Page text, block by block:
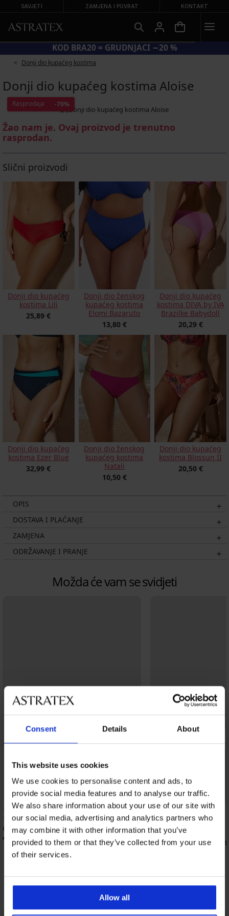
Consent Details About
This website uses cookies
We use cookies to personalise content and ads, to
provide social media features and to analyse our traffic.
We also share information about your use of our site with
our social media, advertising and analytics partners who
may combine it with other information that you’ve
provided to them or that they’ve collected from your use
of their services.
Allow all
SAVJETI ZAMJENA I POVRAT KONTAKT
KOD BRA20 = GRUDNJACI −20 %
Donji dio kupaćeg kostima
Donji dio kupaćeg kostima Aloise
Rasprodaja -70%
Žao nam je. Ovaj proizvod je trenutno
rasprodan.
Slični proizvodi
Donji dio kupaćeg
kostima Lili
25,89 €
Donji dio ženskog
kupaćeg kostima
Elomi Bazaruto
13,80 €
Donji dio kupaćeg
kostima DIVA by IVA
Brazilke Babydoll
20,29 €
Donji dio kupaćeg
kostima Ezer Blue
32,99 €
Donji dio ženskog
kupaćeg kostima
Natali
10,50 €
Donji dio kupaćeg
kostima Blossun II
20,50 €
OPIS
DOSTAVA I PLAĆANJE
ZAMJENA
ODRŽAVANJE I PRANJE
Možda će vam se svidjeti
Bestseller
Grudnjak Spacer Delicate Flower
41,99 €
-20% BRA20
Grudnjak Maia 4D
Otkrijte slične komade